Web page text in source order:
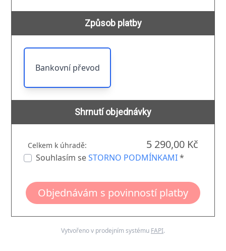
Způsob platby
Bankovní převod
Shrnutí objednávky
Celkem k úhradě: 5 290,00 Kč
Souhlasím seSTORNO PODMÍNKAMI*
Objednávám s povinností platby
Vytvořeno v prodejním systému FAPI.